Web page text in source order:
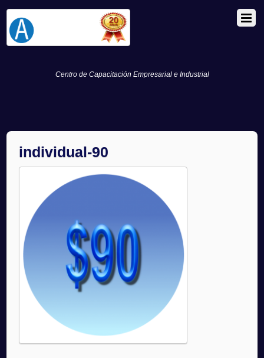
Centro de Capacitación Empresarial e Industrial
individual-90